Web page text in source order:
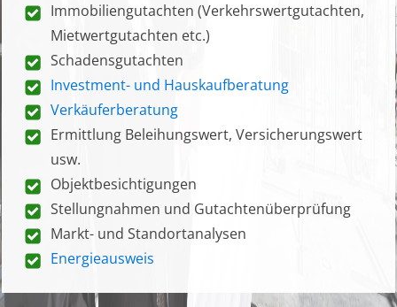
Immobiliengutachten (Verkehrswertgutachten,
Mietwertgutachten etc.)
Schadensgutachten
Investment- und Hauskaufberatung
Verkäuferberatung
Ermittlung Beleihungswert, Versicherungswert
usw.
Objektbesichtigungen
Stellungnahmen und Gutachtenüberprüfung
Markt- und Standortanalysen
Energieausweis